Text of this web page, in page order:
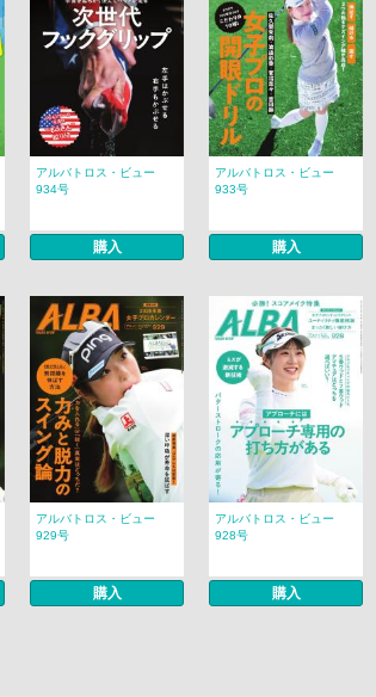
アルバトロス・ビュー
934号
購入
アルバトロス・ビュー
933号
購入
アルバトロス・ビュー
929号
購入
アルバトロス・ビュー
928号
購入